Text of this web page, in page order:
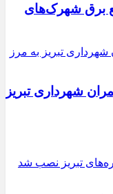
برق شهرک‌های
شهرداری تبریز